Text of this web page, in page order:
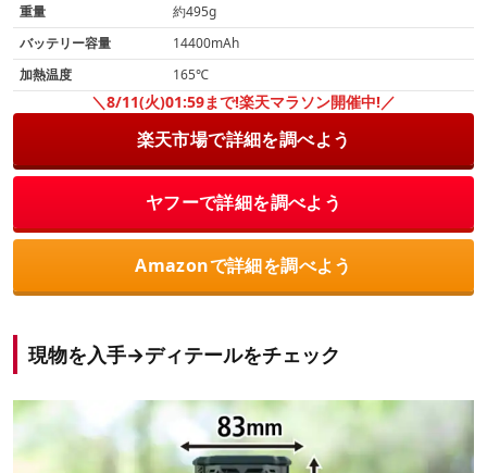
重量
約495g
バッテリー容量
14400mAh
加熱温度
165℃
＼8/11(火)01:59まで!楽天マラソン開催中!／
楽天市場で詳細を調べよう
ヤフーで詳細を調べよう
Amazonで詳細を調べよう
現物を入手→ディテールをチェック